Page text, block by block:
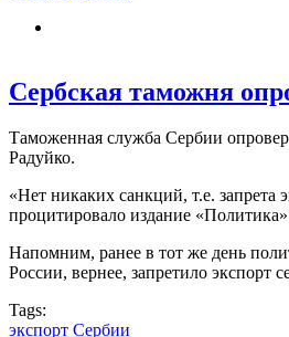
Сербская таможня
Таможенная служба Сербии
Радуйко.
«Нет никаких санкций, т.е.
процитировало издание
Напомним, ранее в тот же день
России, вернее, запретило экспорт
Tags:
экспорт Сербии